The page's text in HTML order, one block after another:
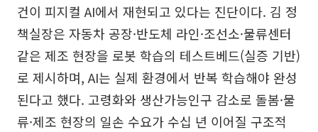
건이 피지컬 AI에서 재현되고 있다는 진단이다. 김 정
책실장은 자동차 공장·반도체 라인·조선소·물류센터
같은 제조 현장을 로봇 학습의 테스트베드(실증 기반)
로 제시하며, AI는 실제 환경에서 반복 학습해야 완성
된다고 했다. 고령화와 생산가능인구 감소로 돌봄·물
류·제조 현장의 일손 수요가 수십 년 이어질 구조적